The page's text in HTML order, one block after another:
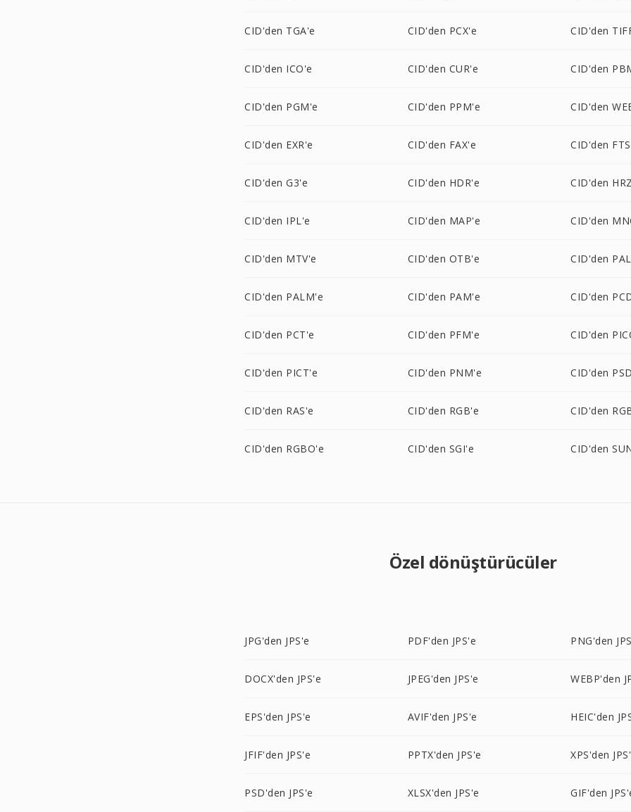
CID'den TGA'e CID'den PCX'e CID'den
CID'den ICO'e CID'den CUR'e CID'den
CID'den PGM'e CID'den PPM'e CID'den
CID'den EXR'e CID'den FAX'e CID'den
CID'den G3'e CID'den HDR'e CID'den
CID'den IPL'e CID'den MAP'e CID'den
CID'den MTV'e CID'den OTB'e CID'den
CID'den PALM'e CID'den PAM'e CID'den
CID'den PCT'e CID'den PFM'e CID'den
CID'den PICT'e CID'den PNM'e CID'den
CID'den RAS'e CID'den RGB'e CID'den
CID'den RGBO'e CID'den SGI'e CID'den
Özel dönüştürücüler
JPG'den JPS'e PDF'den JPS'e PNG'den
DOCX'den JPS'e JPEG'den JPS'e WEBP'den
EPS'den JPS'e AVIF'den JPS'e HEIC'den
JFIF'den JPS'e PPTX'den JPS'e XPS'den
PSD'den JPS'e XLSX'den JPS'e GIF'den